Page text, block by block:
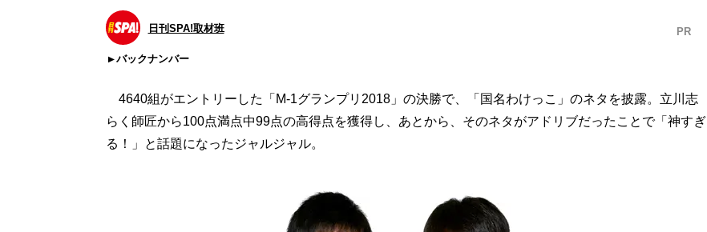
日刊SPA!取材班
バックナンバー
PR
4640組がエントリーした「M-1グランプリ2018」の決勝で、「国名わけっこ」のネタを披露。立川志
らく師匠から100点満点中99点の高得点を獲得し、あとから、そのネタがアドリブだったことで「神すぎ
る！」と話題になったジャルジャル。